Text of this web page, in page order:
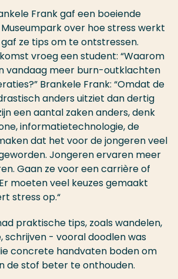
Frank gaf een boeiende
over hoe stress werkt
ze tips om te ontstressen.
vroeg een student: “Waarom
vandaag meer burn-outklachten
Brankele Frank: “Omdat de
anders uitziet dan dertig
een aantal zaken anders, denk
informatietechnologie, de
dat het voor de jongeren veel
Jongeren ervaren meer
Gaan ze voor een carrière of
moeten veel keuzes gemaakt
stress op.“
praktische tips, zoals wandelen,
schrijven - vooral doodlen was
concrete handvaten boden om
de stof beter te onthouden.